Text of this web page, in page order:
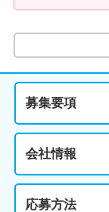
募集要項
会社情報
応募方法